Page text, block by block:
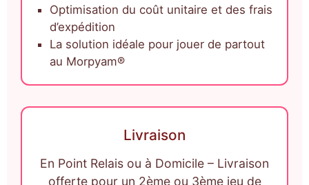
Optimisation du coût unitaire et des frais
d’expédition
La solution idéale pour jouer de partout
au Morpyam®
Livraison
En Point Relais ou à Domicile – Livraison
offerte pour un 2ème ou 3ème jeu de